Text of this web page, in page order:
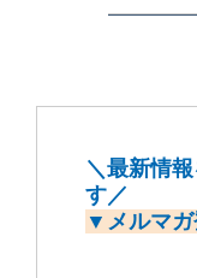
＼最新情
す／
▼メルマガ